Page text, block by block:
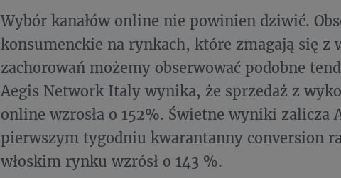
Wybór kanałów online nie powinien dziwić.
konsumenckie na rynkach, które zmagają się z
zachorowań możemy obserwować podobne
Aegis Network Italy wynika, że sprzedaż z
online wzrosła o 152%. Świetne wyniki zalicza
pierwszym tygodniu kwarantanny conversion
włoskim rynku wzrósł o 143 %.